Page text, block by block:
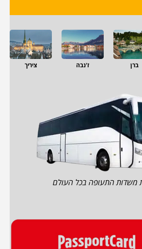
ברן ז'נבה ציריך
משדות התעופה בכל העולם